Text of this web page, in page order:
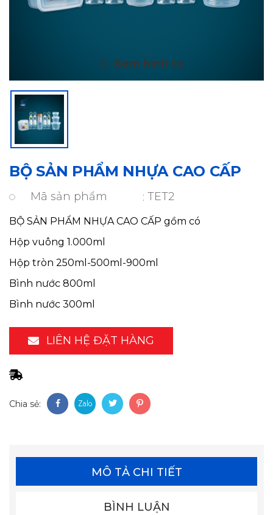
BỘ SẢN PHẨM NHỰA CAO CẤP
Mã sản phẩm TET2
BỘ SẢN PHẨM NHỰA CAO CẤP gồm có
Hộp vuông 1.000ml
Hộp tròn 250ml-500ml-900ml
Bình nước 800ml
Bình nước 300ml
LIÊN HỆ ĐẶT HÀNG
Chia sẻ:
MÔ TẢ CHI TIẾT
BÌNH LUẬN